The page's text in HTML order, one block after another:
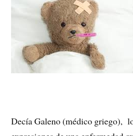
Decía Galeno (médico griego),